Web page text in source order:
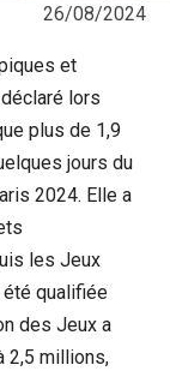
26/08/2024
et
lors
plus de 1,9
jours du
2024. Elle a
les Jeux
qualifiée
des Jeux a
2,5 millions,